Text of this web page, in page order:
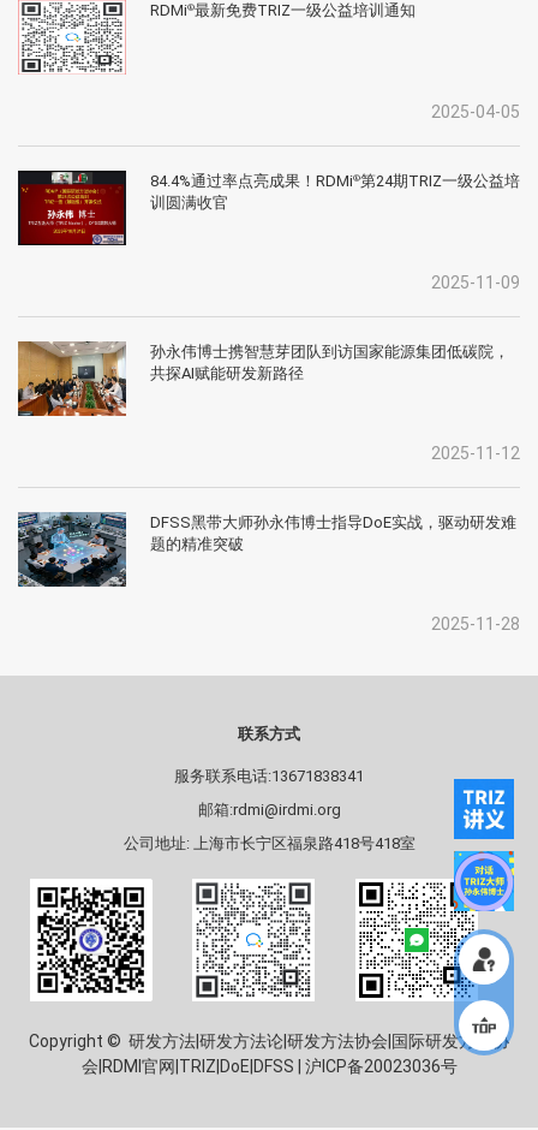
RDMi®最新免费TRIZ一级公益培训通知
2025-04-05
84.4%通过率点亮成果！RDMi®第24期TRIZ一级公益培
训圆满收官
2025-11-09
孙永伟博士携智慧芽团队到访国家能源集团低碳院，
共探AI赋能研发新路径
2025-11-12
DFSS黑带大师孙永伟博士指导DoE实战，驱动研发难
题的精准突破
2025-11-28
联系方式
服务联系电话:13671838341
邮箱:rdmi@irdmi.org
公司地址: 上海市长宁区福泉路418号418室
Copyright © 研发方法|研发方法论|研发方法协会|国际研发方法协
会|RDMI官网|TRIZ|DoE|DFSS | 沪ICP备20023036号